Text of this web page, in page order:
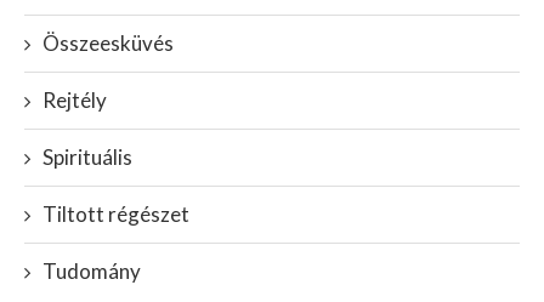
Összeesküvés
Rejtély
Spirituális
Tiltott régészet
Tudomány